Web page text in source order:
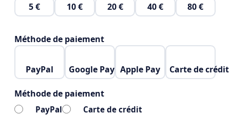
5 €
10 € 20 € 40 € 80 €
Méthode de paiement
PayPal Google Pay Apple Pay Carte de crédit
Méthode de paiement
PayPal Carte de crédit